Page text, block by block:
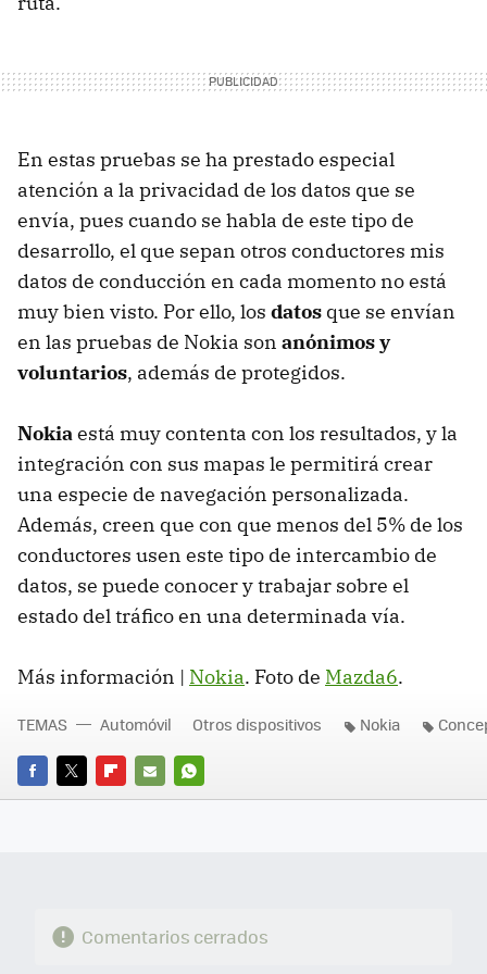
En estas pruebas se ha prestado especial
atención a la privacidad de los datos que se
envía, pues cuando se habla de este tipo de
desarrollo, el que sepan otros conductores mis
datos de conducción en cada momento no está
muy bien visto. Por ello, los datos que se envían
en las pruebas de Nokia son anónimos y
voluntarios, además de protegidos.
Nokiaestá muy contenta con los resultados, y la
integración con sus mapas le permitirá crear
una especie de navegación personalizada.
Además, creen que con que menos del 5% de los
conductores usen este tipo de intercambio de
datos, se puede conocer y trabajar sobre el
estado del tráfico en una determinada vía.
Más información | Nokia. Foto de Mazda6.
FACEBOOK
TWITTERFLIPBOARD
E-
WHATSAPP
TEMAS Automóvil Otros dispositivos Nokia
Comentarios cerrados